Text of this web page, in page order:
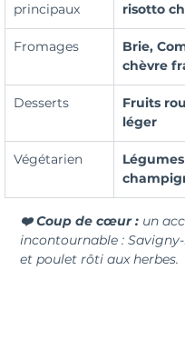
principaux
risotto
Fromages
Brie,
chèvre
Desserts
Fruits
léger
Végétarien
❤️ Coup de cœur : un
incontournable :
et poulet rôti aux herbes.